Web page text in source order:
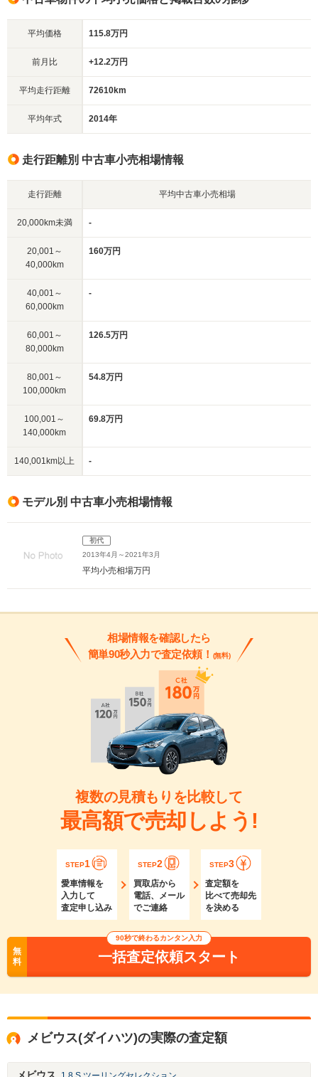
平均価格 115.8万円
前月比 +12.2万円
平均走行距離 72610km
平均年式 2014年
走行距離別 中古車小売相場情報
走行距離 平均中古車小売相場
20,000km未満 -
20,001～
40,000km
160万円
40,001～
60,000km
-
60,001～
80,000km
126.5万円
80,001～
100,000km
54.8万円
100,001～
140,000km
69.8万円
140,001km以上 -
モデル別 中古車小売相場情報
初代
2013年4月～2021年3月
平均小売相場万円
相場情報を確認したら
簡単90秒入力で査定依頼！ (無料)
複数の見積もりを比較して
最高額で売却しよう!
STEP1
愛車情報を
入力して
査定申し込み
STEP2
買取店から
電話、メール
でご連絡
STEP3
査定額を
比べて売却先
を決める
無
料
90秒で終わるカンタン入力
一括査定依頼スタート
メビウス(ダイハツ)の実際の査定額